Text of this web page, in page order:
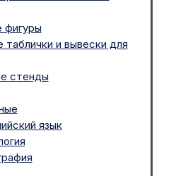
фигуры
и вывески для
стенды
язык